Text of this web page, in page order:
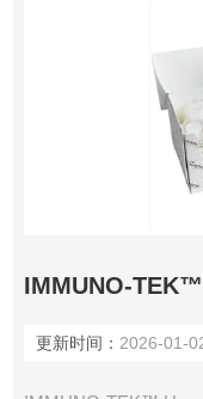
IMMUNO-
更新时间： 2026-01-